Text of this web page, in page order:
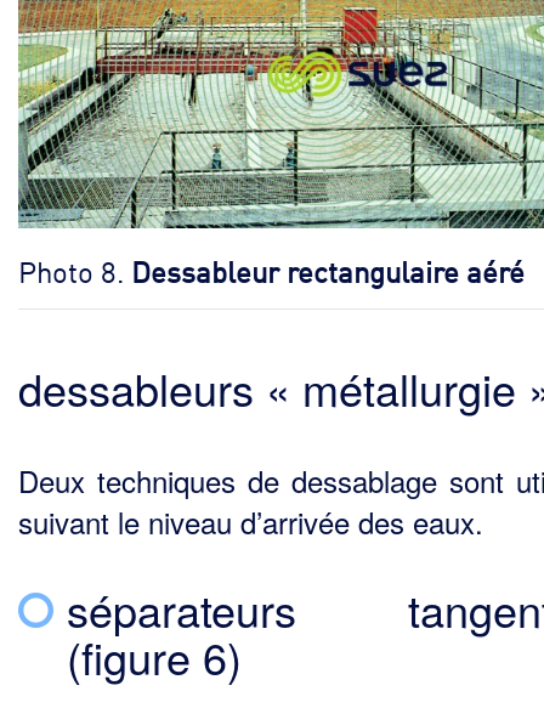
Photo 8. Dessableur rectangulaire aéré
dessableurs « métallurgie
Deux techniques de dessablage sont
suivant le niveau d’arrivée des eaux.
séparateurs
(figure 6)